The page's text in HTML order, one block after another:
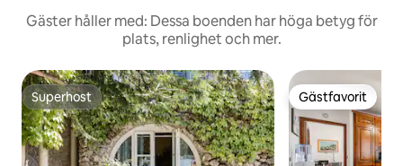
Gäster håller med: Dessa boenden har höga betyg för
plats, renlighet och mer.
Superhost
Superhost Gästfavorit
Gästfavorit